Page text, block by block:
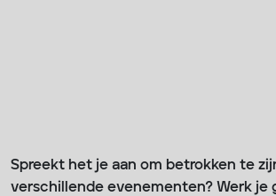
Spreekt het je aan om betrokken te
verschillende evenementen? Werk je